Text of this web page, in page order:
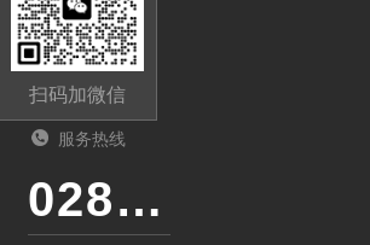
扫码加微信
服务热线
028-87741718